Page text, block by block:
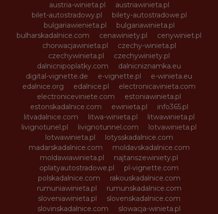
austria-winieta.pl
austriawinieta.pl
bilet-autostradowy.pl
bilety-autostradowe.pl
bulgariawienieta.pl
bulgariawinieta.pl
bulharskadalnice.com
cenawiniety.pl
cenywiniet.pl
chorwacjawinieta.pl
czechy-winieta.pl
czechywinieta.pl
czechywiniety.pl
dalnicnipoplatky.com
dalnicniznamka.eu
digital-vignette.de
e-vignette.pl
e-winieta.eu
edalnice.org
edalnice.pl
electronicavinieta.com
electroniceviniete.com
estoniawinieta.pl
estonskadalnice.com
ewinieta.pl
info365.pl
litvadalnice.com
litwa-winieta.pl
litwawinieta.pl
livignotunel.pl
livignotunnel.com
lotvawinieta.pl
lotwawinieta.pl
lotysskadalnice.com
madarskadalnice.com
moldavskadalnice.com
moldawiawinieta.pl
najtanszewiniety.pl
oplatyautostradowe.pl
pl-vignette.com
polskadalnice.com
rakouskadalnice.com
rumuniawinieta.pl
rumunskadalnice.com
sloveniawinieta.pl
slovenskadalnice.com
slovinskadalnice.com
slowacja-winieta.pl